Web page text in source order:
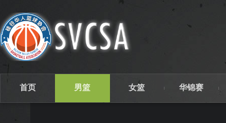
首页 男篮 女篮 华锦赛